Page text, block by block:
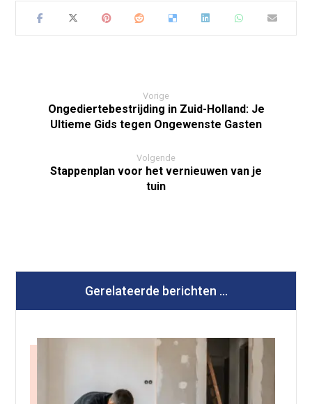
Vorige
Ongediertebestrijding in Zuid-Holland: Je
Ultieme Gids tegen Ongewenste Gasten
Volgende
Stappenplan voor het vernieuwen van je
tuin
Gerelateerde berichten ...